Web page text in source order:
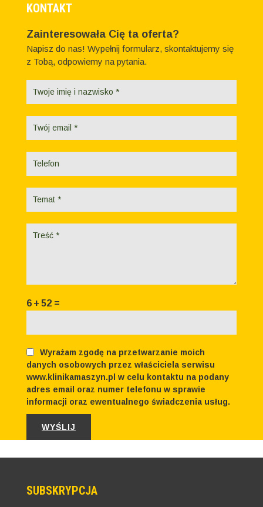
KONTAKT
Zainteresowała Cię ta oferta?
Napisz do nas! Wypełnij formularz, skontaktujemy się
z Tobą, odpowiemy na pytania.
Formularz
6 + 52 =
Wyrażam zgodę na przetwarzanie moich
danych osobowych przez właściciela serwisu
www.klinikamaszyn.pl w celu kontaktu na podany
adres email oraz numer telefonu w sprawie
informacji oraz ewentualnego świadczenia usług.
SUBSKRYPCJA